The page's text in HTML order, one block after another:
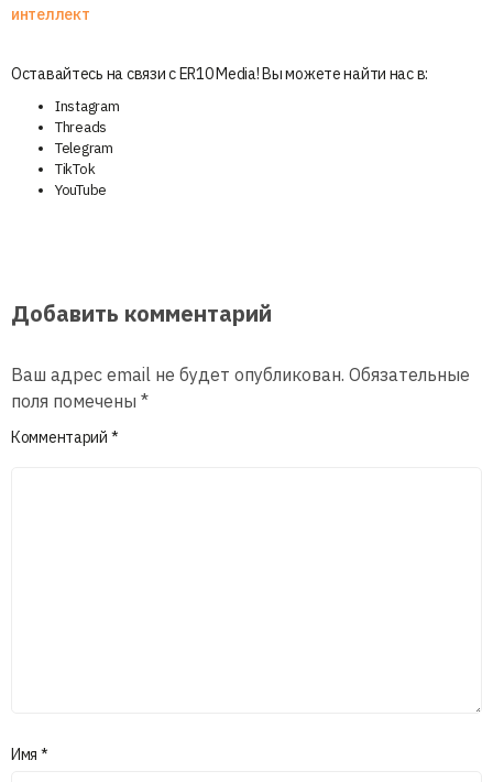
интеллект
Оставайтесь на связи с ER10 Media! Вы можете найти нас в:
Instagram
Threads
Telegram
TikTok
YouTube
Добавить комментарий
Ваш адрес email не будет опубликован. Обязательные
поля помечены *
Комментарий *
Имя *